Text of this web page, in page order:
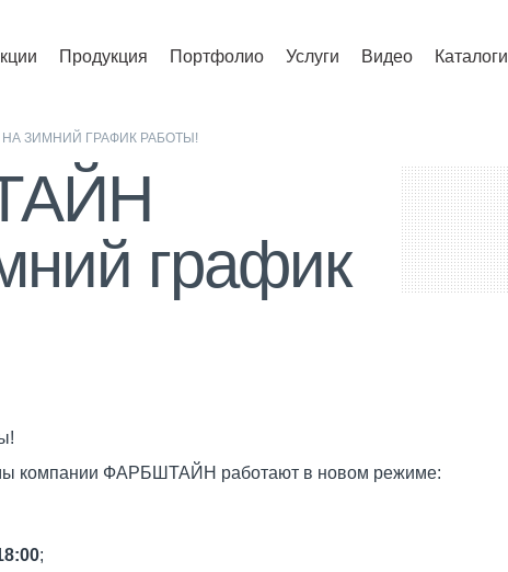
Продукция Портфолио Услуги Видео Каталоги
ЗИМНИЙ ГРАФИК РАБОТЫ!
график
компании ФАРБШТАЙН работают в новом режиме:
;